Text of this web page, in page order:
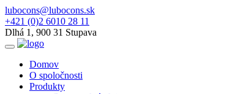
lubocons@lubocons.sk
+421 (0)2 6010 28 11
Dlhá 1, 900 31 Stupava
Domov
O spoločnosti
Produkty